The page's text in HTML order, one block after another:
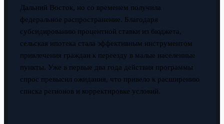
Дальний Восток, но со временем получила
федеральное распространение. Благодаря
субсидированию процентной ставки из бюджета,
сельская ипотека стала эффективным инструментом
привлечения граждан к переезду в малые населенные
пункты. Уже в первые два года действия программы
спрос превысил ожидания, что привело к расширению
списка регионов и корректировке условий.